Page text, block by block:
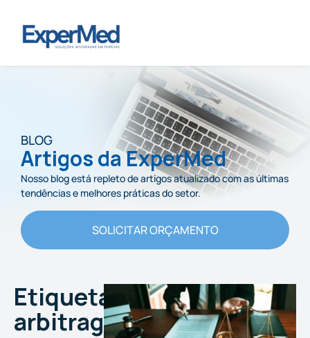
BLOG
Artigos da ExperMed
Nosso blog está repleto de artigos atualizado com as últimas
tendências e melhores práticas do setor.
SOLICITAR ORÇAMENTO
Etiqueta:
arbitragem